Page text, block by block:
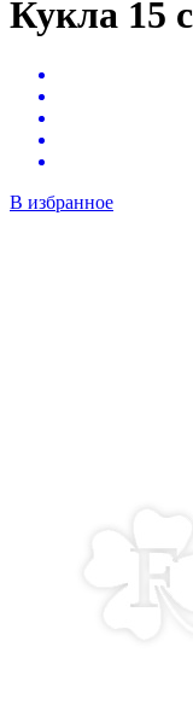
Кукла 15
В избранное